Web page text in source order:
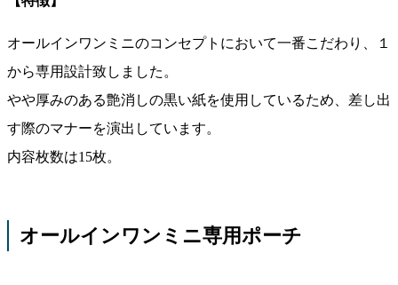
オールインワンミニのコンセプトにおいて一番こだわり、１
から専用設計致しました。
やや厚みのある艶消しの黒い紙を使用しているため、差し出
す際のマナーを演出しています。
内容枚数は15枚。
オールインワンミニ専用ポーチ